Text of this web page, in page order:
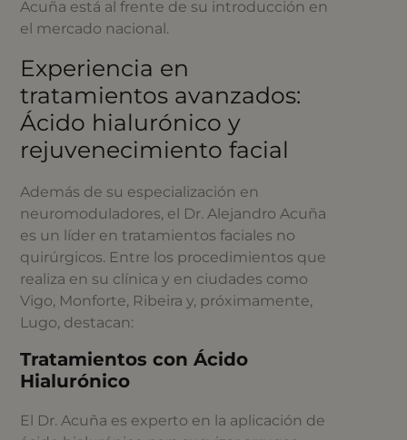
Acuña está al frente de su introducción en
el mercado nacional.
Experiencia en
tratamientos avanzados:
Ácido hialurónico y
rejuvenecimiento facial
Además de su especialización en
neuromoduladores, el Dr. Alejandro Acuña
es un líder en tratamientos faciales no
quirúrgicos. Entre los procedimientos que
realiza en su clínica y en ciudades como
Vigo, Monforte, Ribeira y, próximamente,
Lugo, destacan:
Tratamientos con Ácido
Hialurónico
El Dr. Acuña es experto en la aplicación de